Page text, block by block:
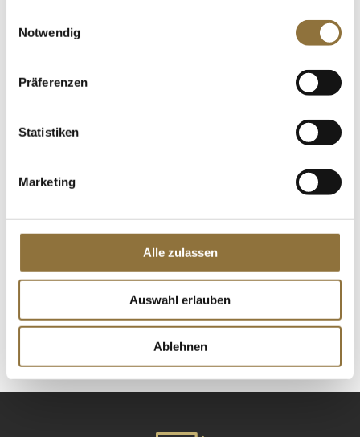
Notwendig
Präferenzen
Statistiken
Marketing
Alle zulassen
Auswahl erlauben
Ablehnen
LEBENSMITTELKENNZEICHNUNGEN
Chili-Sauce - Sriracha, sehr scharf, Thai
€ 9,04